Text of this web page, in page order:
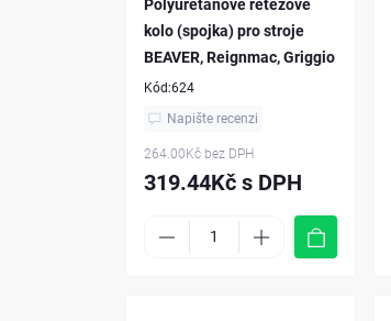
Polyuretanové řetězové
kolo (spojka) pro stroje
BEAVER, Reignmac, Griggio
Kód:624
Napište recenzi
264.00Kč bez DPH
319.44Kč s DPH